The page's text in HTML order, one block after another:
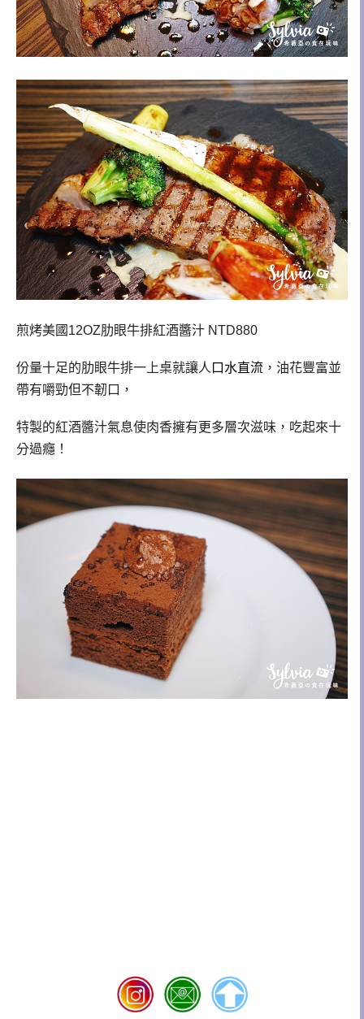
煎烤美國12OZ肋眼牛排紅酒醬汁 NTD880
份量十足的肋眼牛排一上桌就讓人 口水直流 ，油花豐富並
帶有嚼勁但不韌口，
特製的紅酒醬汁氣息使肉香擁有更多層次滋味，吃起來十
分過癮！